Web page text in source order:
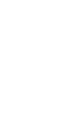
De stichting is
bestuurders zijn
schulden.